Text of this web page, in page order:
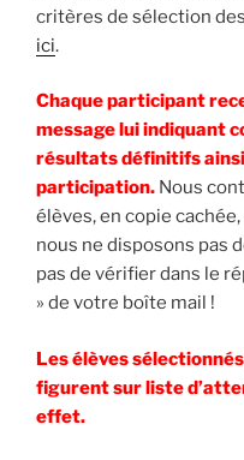
critères de sélection
ici.
Chaque participant
message lui indiquant
résultats définitifs
participation. Nous
élèves, en copie
nous ne disposons pas
pas de vérifier dans le
» de votre boîte mail !
Les élèves
figurent sur liste
effet.